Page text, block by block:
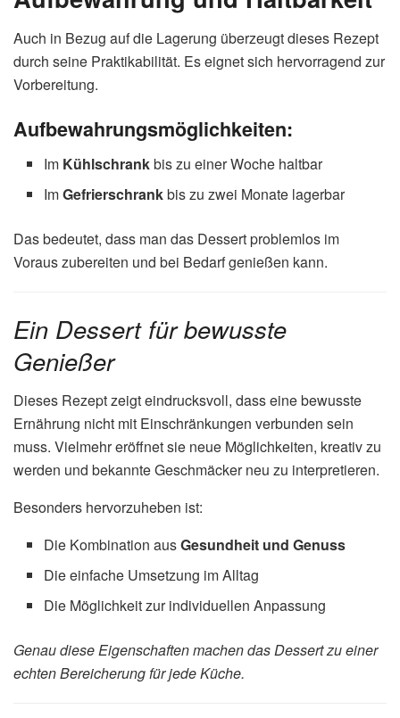
Auch in Bezug auf die Lagerung überzeugt dieses Rezept
durch seine Praktikabilität. Es eignet sich hervorragend zur
Vorbereitung.
Aufbewahrungsmöglichkeiten:
Im Kühlschrankbis zu einer Woche haltbar
ImGefrierschrankbis zu zwei Monate lagerbar
Das bedeutet, dass man das Dessert problemlos im
Voraus zubereiten und bei Bedarf genießen kann.
Ein Dessert für bewusste
Genießer
Dieses Rezept zeigt eindrucksvoll, dass eine bewusste
Ernährung nicht mit Einschränkungen verbunden sein
muss. Vielmehr eröffnet sie neue Möglichkeiten, kreativ zu
werden und bekannte Geschmäcker neu zu interpretieren.
Besonders hervorzuheben ist:
Die Kombination ausGesundheit und Genuss
Die einfache Umsetzung im Alltag
Die Möglichkeit zur individuellen Anpassung
Genau diese Eigenschaften machen das Dessert zu einer
echten Bereicherung für jede Küche.